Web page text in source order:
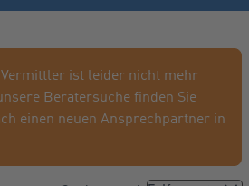
ist leider nicht mehr
Beratersuche finden Sie
einen neuen Ansprechpartner in